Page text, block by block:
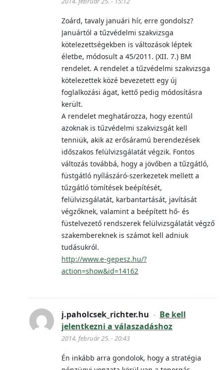
Zoárd, tavaly januári hír, erre gondolsz?
Januártól a tűzvédelmi szakvizsga
kötelezettségekben is változások léptek
életbe, módosult a 45/2011. (XII. 7.) BM
rendelet. A rendelet a tűzvédelmi szakvizsga
kötelezettek közé bevezetett egy új
foglalkozási ágat, kettő pedig módosításra
került.
A rendelet meghatározza, hogy ezentúl
azoknak is tűzvédelmi szakvizsgát kell
tenniük, akik az erősáramú berendezések
időszakos felülvizsgálatát végzik. Fontos
változás továbbá, hogy a jövőben a tűzgátló,
füstgátló nyílászáró-szerkezetek mellett a
tűzgátló tömítések beépítését,
felülvizsgálatát, karbantartását, javítását
végzőknek, valamint a beépített hő- és
füstelvezető rendszerek felülvizsgálatát végző
szakembereknek is számot kell adniuk
tudásukról.
http://www.e-gepesz.hu/?
action=show&id=14162
j.paholcsek_richter.hu - Be kell
jelentkezni a válaszadáshoz
2014. február 25. - 20:43
Én inkább arra gondolok, hogy a stratégia